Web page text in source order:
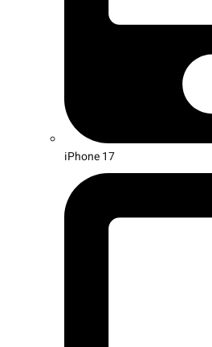
iPhone 17